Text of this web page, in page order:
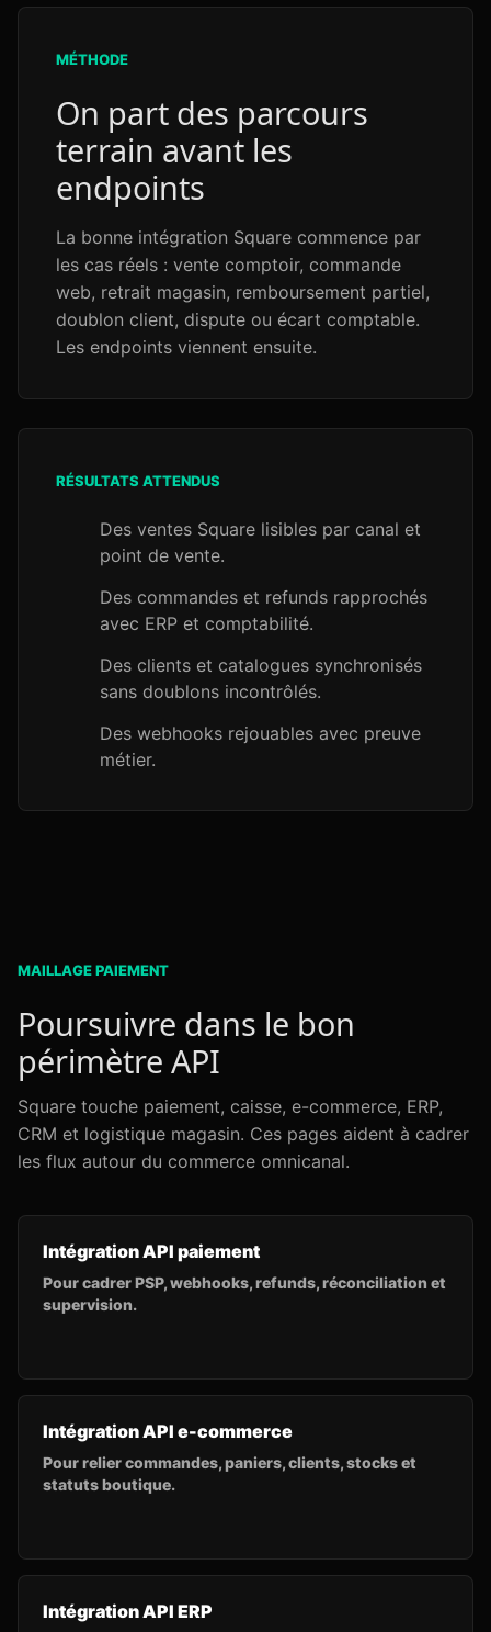
MÉTHODE
On part des parcours
terrain avant les
endpoints
La bonne intégration Square commence par
les cas réels : vente comptoir, commande
web, retrait magasin, remboursement partiel,
doublon client, dispute ou écart comptable.
Les endpoints viennent ensuite.
RÉSULTATS ATTENDUS
Des ventes Square lisibles par canal et
point de vente.
Des commandes et refunds rapprochés
avec ERP et comptabilité.
Des clients et catalogues synchronisés
sans doublons incontrôlés.
Des webhooks rejouables avec preuve
métier.
MAILLAGE PAIEMENT
Poursuivre dans le bon
périmètre API
Square touche paiement, caisse, e-commerce, ERP,
CRM et logistique magasin. Ces pages aident à cadrer
les flux autour du commerce omnicanal.
Intégration API paiement
Pour cadrer PSP, webhooks, refunds, réconciliation et
supervision.
Intégration API e-commerce
Pour relier commandes, paniers, clients, stocks et
statuts boutique.
Intégration API ERP